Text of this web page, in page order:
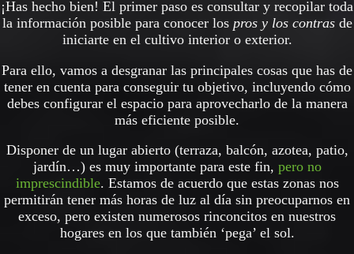
¡Has hecho bien! El primer paso es consultar y recopilar toda
la información posible para conocer los pros y los contrasde
iniciarte en el cultivo interior o exterior.
Para ello, vamos a desgranar las principales cosas que has de
tener en cuenta para conseguir tu objetivo, incluyendo cómo
debes configurar el espacio para aprovecharlo de la manera
más eficiente posible.
Disponer de un lugar abierto (terraza, balcón, azotea, patio,
jardín…) es muy importante para este fin, pero no
imprescindible. Estamos de acuerdo que estas zonas nos
permitirán tener más horas de luz al día sin preocuparnos en
exceso, pero existen numerosos rinconcitos en nuestros
hogares en los que también ‘pega’ el sol.